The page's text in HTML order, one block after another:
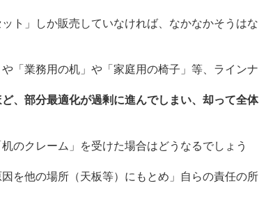
ト」しか販売していなければ、なかなかそうはな
「業務用の机」や「家庭用の椅子」等、ラインナ
、部分最適化が過剰に進んでしまい、却って全体
のクレーム」を受けた場合はどうなるでしょう
を他の場所（天板等）にもとめ」自らの責任の所